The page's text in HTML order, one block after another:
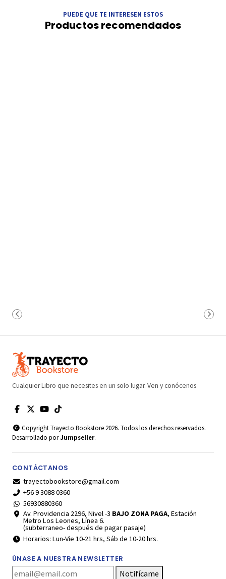
PUEDE QUE TE INTERESEN ESTOS
Productos recomendados
Cualquier Libro que necesites en un solo lugar. Ven y conócenos
Copyright Trayecto Bookstore 2026. Todos los derechos reservados.
Desarrollado porJumpseller.
CONTÁCTANOS
trayectobookstore@gmail.com
+56 9 3088 0360
56930880360
Av. Providencia 2296, Nivel -3 BAJO ZONA PAGA, Estación
Metro Los Leones, Línea 6.
(subterraneo- después de pagar pasaje)
Horarios: Lun-Vie 10-21 hrs, Sáb de 10-20 hrs.
ÚNASE A NUESTRA NEWSLETTER
Notifícame